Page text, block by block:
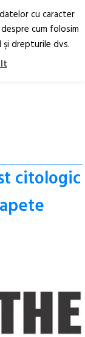
RO EN
citologic
cu caracter
cum folosim
şi drepturile dvs.